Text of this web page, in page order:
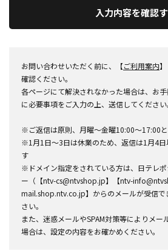
入力内容を確認
お問い合わせいただく前に、【ご利用案内
確認ください。
各ページにて解決されなかった場合は、お
に必要事項をご入力の上、送信してください
※ご返信は原則、月曜～金曜10:00～17:00
※1月1日～3日は休業のため、返信は1月4日
す
※ドメイン指定をされている方は、日テレ
ー（【ntv-cs@ntvshop.jp】【ntv-
mail.shop.ntv.co.jp】からのメールが受信で
さい。
また、迷惑メールやSPAM対策等によりメー
場合は、設定の内容をお確かめください。